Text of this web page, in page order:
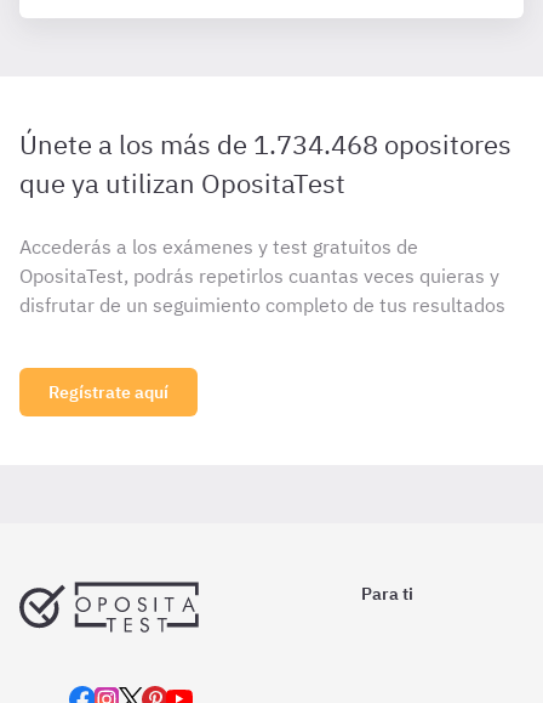
Únete a los más de 1.734.468 opositores
que ya utilizan OpositaTest
Accederás a los exámenes y test gratuitos de
OpositaTest, podrás repetirlos cuantas veces quieras y
disfrutar de un seguimiento completo de tus resultados
Regístrate aquí
Para ti